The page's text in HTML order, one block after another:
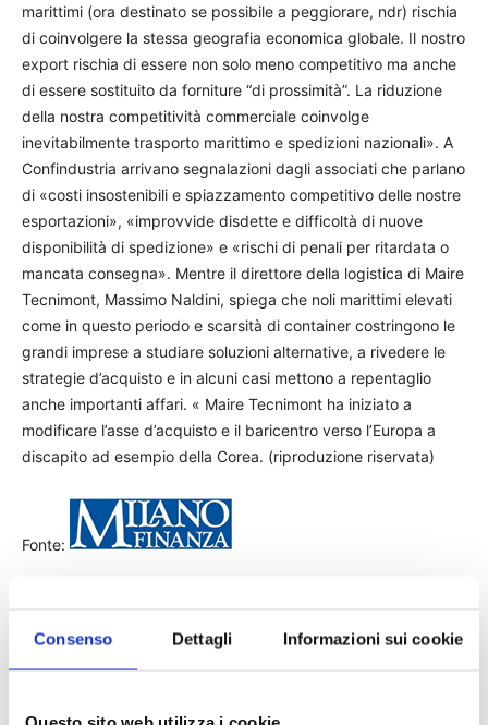
Consenso Dettagli Informazioni sui cookie
marittimi (ora destinato se possibile a peggiorare, ndr) rischia
di coinvolgere la stessa geografia economica globale. Il nostro
export rischia di essere non solo meno competitivo ma anche
di essere sostituito da forniture “di prossimità”. La riduzione
della nostra competitività commerciale coinvolge
inevitabilmente trasporto marittimo e spedizioni nazionali». A
Confindustria arrivano segnalazioni dagli associati che parlano
di «costi insostenibili e spiazzamento competitivo delle nostre
esportazioni», «improvvide disdette e difficoltà di nuove
disponibilità di spedizione» e «rischi di penali per ritardata o
mancata consegna». Mentre il direttore della logistica di Maire
Tecnimont, Massimo Naldini, spiega che noli marittimi elevati
come in questo periodo e scarsità di container costringono le
grandi imprese a studiare soluzioni alternative, a rivedere le
strategie d’acquisto e in alcuni casi mettono a repentaglio
anche importanti affari. « Maire Tecnimont ha iniziato a
modificare l’asse d’acquisto e il baricentro verso l’Europa a
discapito ad esempio della Corea. (riproduzione riservata)
Fonte:
milano finanza
news stampa